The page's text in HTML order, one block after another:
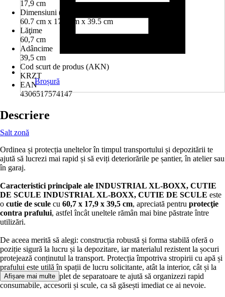
17,9 cm
Dimensiuni (l x î x a)
60.7 cm x 17.9 cm x 39.5 cm
Lăţime
60,7 cm
Adâncime
39,5 cm
Cod scurt de produs (AKN)
KRZT
EAN
4306517574147
Broșură
Descriere
Salt zonă
Ordinea și protecția uneltelor în timpul transportului și depozitării te
ajută să lucrezi mai rapid și să eviți deteriorările pe șantier, în atelier sau
în garaj.
Caracteristici principale ale INDUSTRIAL XL-BOXX, CUTIE
DE SCULE INDUSTRIAL XL-BOXX, CUTIE DE SCULE este
o cutie de scule cu 60,7 x 17,9 x 39,5 cm, apreciată pentru protecţie
contra prafului, astfel încât uneltele rămân mai bine păstrate între
utilizări.
De aceea merită să alegi: construcția robustă și forma stabilă oferă o
poziție sigură la lucru și la depozitare, iar materialul rezistent la șocuri
protejează conținutul la transport. Protecția împotriva stropirii cu apă și
prafului este utilă în spații de lucru solicitante, atât la interior, cât și la
exterior. Setul complet de separatoare te ajută să organizezi rapid
consumabile, accesorii și scule, ca să găsești imediat ce ai nevoie.
Afișare mai multe